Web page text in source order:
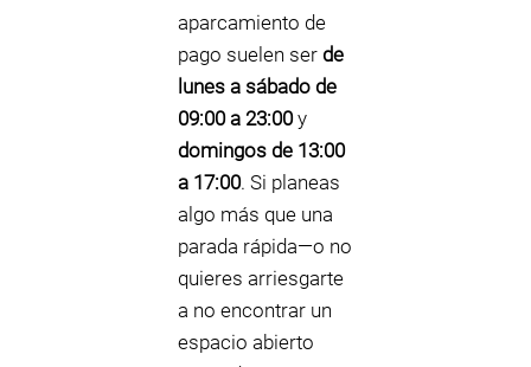
aparcamiento de
pago suelen ser de
lunes a sábado de
09:00 a 23:00y
domingos de 13:00
a 17:00. Si planeas
algo más que una
parada rápida—o no
quieres arriesgarte
a no encontrar un
espacio abierto